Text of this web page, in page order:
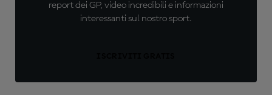
report dei GP, video incredibili e informazioni
interessanti sul nostro sport.